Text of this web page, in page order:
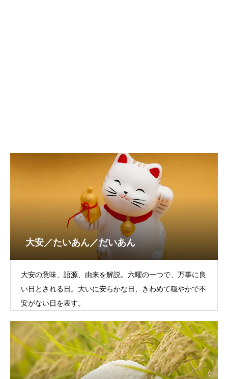
大安／たいあん／だいあん
大安の意味、語源、由来を解説。六曜の一つで、万事に良
い日とされる日。大いに安らかな日、きわめて穏やかで不
安がない日を表す。